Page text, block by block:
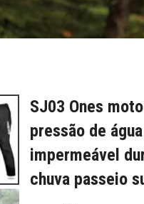
SJ03 Ones
pressão de
impermeável
chuva passeio